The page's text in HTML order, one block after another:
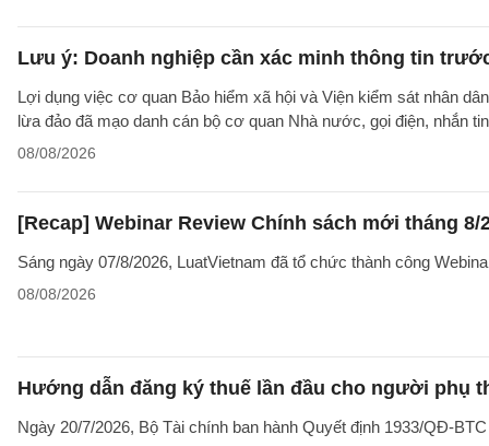
Lưu ý: Doanh nghiệp cần xác minh thông tin
Lợi dụng việc cơ quan Bảo hiểm xã hội và Viện kiểm sát nhân
lừa đảo đã mạo danh cán bộ cơ quan Nhà nước, gọi điện, nhắn
08/08/2026
[Recap] Webinar Review Chính sách mới tháng
Sáng ngày 07/8/2026, LuatVietnam đã tổ chức thành công
08/08/2026
Hướng dẫn đăng ký thuế lần đầu cho người phụ
Ngày 20/7/2026, Bộ Tài chính ban hành Quyết định 1933/QĐ-